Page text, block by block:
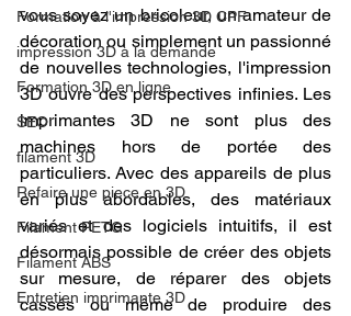
Formation à l'impression 3D CPF
impression 3D à la demande
Formation 3D en ligne.
SEO
filament 3D
Refaire une piece en 3D
Filament PETG
Filament ABS
Entretien imprimante 3D
vous soyez un bricoleur, un amateur de
décoration ou simplement un passionné
de nouvelles technologies, l'impression
3D ouvre des perspectives infinies. Les
imprimantes 3D ne sont plus des
machines hors de portée des
particuliers. Avec des appareils de plus
en plus abordables, des matériaux
variés et des logiciels intuitifs, il est
désormais possible de créer des objets
sur mesure, de réparer des objets
cassés ou même de produire des